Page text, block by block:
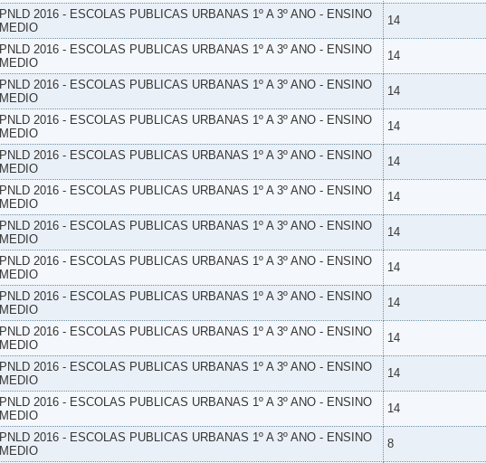
PNLD 2016 - ESCOLAS PUBLICAS URBANAS 1º A 3º ANO - ENSINO
MEDIO
14
PNLD 2016 - ESCOLAS PUBLICAS URBANAS 1º A 3º ANO - ENSINO
MEDIO
14
PNLD 2016 - ESCOLAS PUBLICAS URBANAS 1º A 3º ANO - ENSINO
MEDIO
14
PNLD 2016 - ESCOLAS PUBLICAS URBANAS 1º A 3º ANO - ENSINO
MEDIO
14
PNLD 2016 - ESCOLAS PUBLICAS URBANAS 1º A 3º ANO - ENSINO
MEDIO
14
PNLD 2016 - ESCOLAS PUBLICAS URBANAS 1º A 3º ANO - ENSINO
MEDIO
14
PNLD 2016 - ESCOLAS PUBLICAS URBANAS 1º A 3º ANO - ENSINO
MEDIO
14
PNLD 2016 - ESCOLAS PUBLICAS URBANAS 1º A 3º ANO - ENSINO
MEDIO
14
PNLD 2016 - ESCOLAS PUBLICAS URBANAS 1º A 3º ANO - ENSINO
MEDIO
14
PNLD 2016 - ESCOLAS PUBLICAS URBANAS 1º A 3º ANO - ENSINO
MEDIO
14
PNLD 2016 - ESCOLAS PUBLICAS URBANAS 1º A 3º ANO - ENSINO
MEDIO
14
PNLD 2016 - ESCOLAS PUBLICAS URBANAS 1º A 3º ANO - ENSINO
MEDIO
14
PNLD 2016 - ESCOLAS PUBLICAS URBANAS 1º A 3º ANO - ENSINO
MEDIO
8